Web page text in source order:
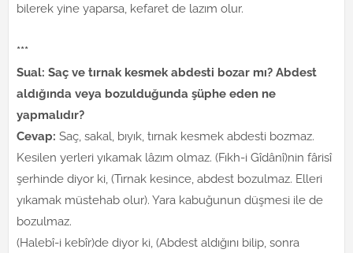
bilerek yine yaparsa, kefaret de lazım olur.
***
Sual: Saç ve tırnak kesmek abdesti bozar mı? Abdest
aldığında veya bozulduğunda şüphe eden ne
yapmalıdır?
Cevap: Saç, sakal, bıyık, tırnak kesmek abdesti bozmaz.
Kesilen yerleri yıkamak lâzım olmaz. (Fıkh-i Gîdânî)nin fârisî
şerhinde diyor ki, (Tırnak kesince, abdest bozulmaz. Elleri
yıkamak müstehab olur). Yara kabuğunun düşmesi ile de
bozulmaz.
(Halebî-i kebîr)de diyor ki, (Abdest aldığını bilip, sonra